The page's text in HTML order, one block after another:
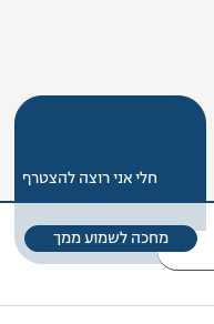
מחכה לשמוע ממך
חלי אני רוצה להצטרף